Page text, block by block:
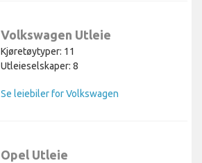
Volkswagen Utleie
Kjøretøytyper: 11
Utleieselskaper: 8
Se leiebiler for Volkswagen
Opel Utleie